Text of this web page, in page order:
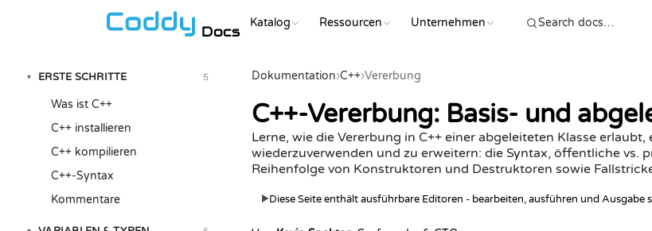
Docs Katalog Ressourcen Unternehmen
▾ ERSTE SCHRITTE 5
Was ist C++
C++ installieren
C++ kompilieren
C++-Syntax
Kommentare
Dokumentation›C++›Vererbung
C++-Vererbung: Basis- und
Lerne, wie die Vererbung in C++ einer abgeleiteten Klasse erlaubt,
wiederzuverwenden und zu erweitern: die Syntax, öffentliche vs.
Reihenfolge von Konstruktoren und Destruktoren sowie
▶Diese Seite enthält ausführbare Editoren - bearbeiten, ausführen und Ausgabe